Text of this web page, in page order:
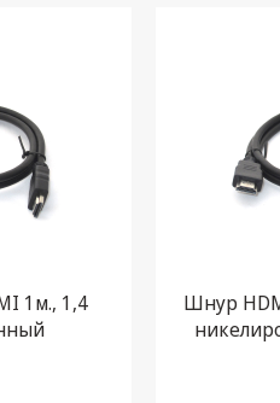
1м., 1,4
Шнур